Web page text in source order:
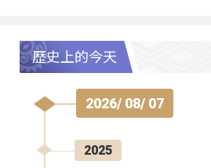
歷史上的今天
2026/ 08/ 07
2025